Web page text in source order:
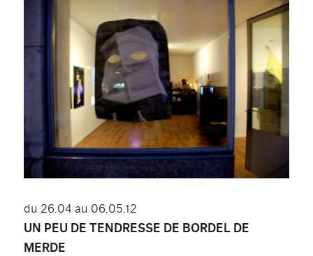
du 26.04 au 06.05.12
UN PEU DE TENDRESSE DE BORDEL DE
MERDE